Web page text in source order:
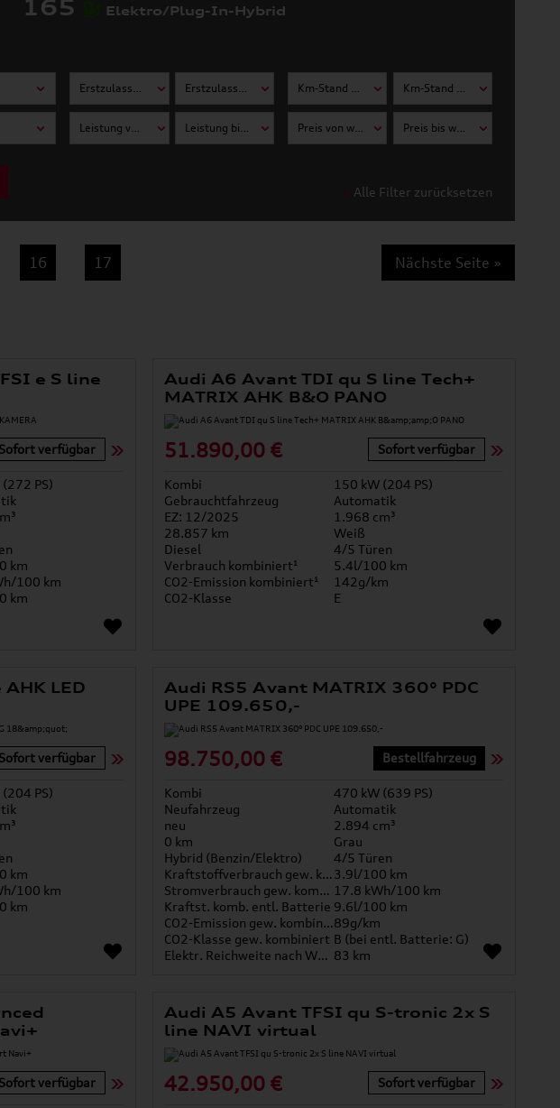
165 Elektro/Plug-In-Hybrid
Preis bis wählen
Alle Filter zurücksetzen
16 17 Nächste Seite »
e S line
Sofort verfügbar
PS)
km
100 km
km
Audi A6 Avant TDI qu S line Tech+
MATRIX AHK B&O PANO
51.890,00 € Sofort verfügbar
Kombi
150 kW (204 PS)
Gebrauchtfahrzeug
Automatik
EZ: 12/2025
1.968 cm³
28.857 km
Weiß
Diesel
4/5 Türen
Verbrauch kombiniert¹
5.4l/100 km
CO2-Emission kombiniert¹
142g/km
CO2-Klasse
E
LED
Sofort verfügbar
PS)
km
100 km
km
Audi RS5 Avant MATRIX 360° PDC
UPE 109.650,-
98.750,00 € Bestellfahrzeug
Kombi
470 kW (639 PS)
Neufahrzeug
Automatik
neu
2.894 cm³
0 km
Grau
Hybrid (Benzin/Elektro)
4/5 Türen
Kraftstoffverbrauch gew. kombiniert3.9l/100 km
Stromverbrauch gew. kombiniert 17.8 kWh/100 km
Kraftst. komb. entl. Batterie 9.6l/100 km
CO2-Emission gew. kombiniert89g/km
CO2-Klasse gew. kombiniert B (bei entl. Batterie: G)
Elektr. Reichweite nach WLTP* 83 km
Sofort verfügbar
Audi A5 Avant TFSI qu S-tronic 2x S
line NAVI virtual
42.950,00 € Sofort verfügbar